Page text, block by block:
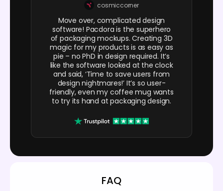
cosmiccorner
Move over, complicated design
software! Pacdora is the superhero
of packaging mockups. Creating 3D
magic for my products is as easy as
pie – no PhD in design required. It’s
like the software looked at the clock
and said, ‘Time to save users from
design nightmares!’ It’s so user-
friendly, even my coffee mug wants
to try its hand at packaging design.
FAQ